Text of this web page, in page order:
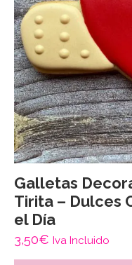
Galletas
Tirita – Dulces
el Día
3,50€ Iva Incluido